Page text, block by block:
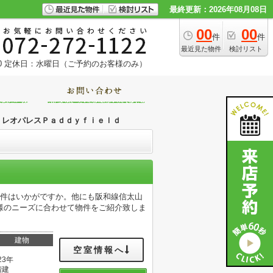
最終更新：2026年08月08日
00件
最近見た物件
00件
検討リスト
定休日：水曜日（ご予約のお客様のみ）
レオパレスＰａｄｄｙｆｉｅｌｄ
はいかがですか。他にも阪和線信太山
ニーズに合わせて物件をご紹介致しま
建物
年
建
空室情報へ